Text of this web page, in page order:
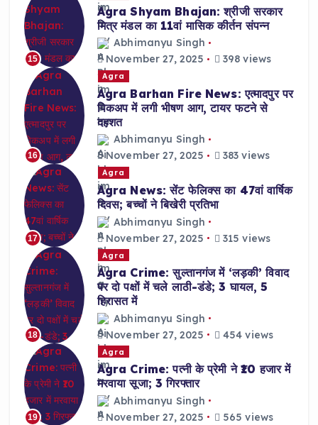
15
Agra Shyam Bhajan: श्रीजी सरकार
मित्र मंडल का 11वां मासिक कीर्तन संपन्न
Abhimanyu Singh
November 27, 2025
398 views
16
Agra
Agra Barhan Fire News: एत्मादपुर पर
पिकअप में लगी भीषण आग, टायर फटने से
दहशत
Abhimanyu Singh
November 27, 2025
383 views
17
Agra
Agra News: सेंट फेलिक्स का 47वां वार्षिक
दिवस; बच्चों ने बिखेरी प्रतिभा
Abhimanyu Singh
November 27, 2025
315 views
18
Agra
Agra Crime: सुल्तानगंज में ‘लड़की’ विवाद
पर दो पक्षों में चले लाठी-डंडे; 3 घायल, 5
हिरासत में
Abhimanyu Singh
November 27, 2025
454 views
19
Agra
Agra Crime: पत्नी के प्रेमी ने ₹10 हजार में
मरवाया सूजा; 3 गिरफ्तार
Abhimanyu Singh
November 27, 2025
565 views